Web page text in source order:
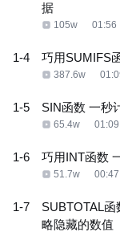
据
105w 01:56
1-4 巧用SUMIFS
387.6w
1-5 SIN函数 一秒
65.4w 01:09
1-6 巧用INT函数
51.7w 00:47
1-7
SUBTOTAL函
略隐藏的数值